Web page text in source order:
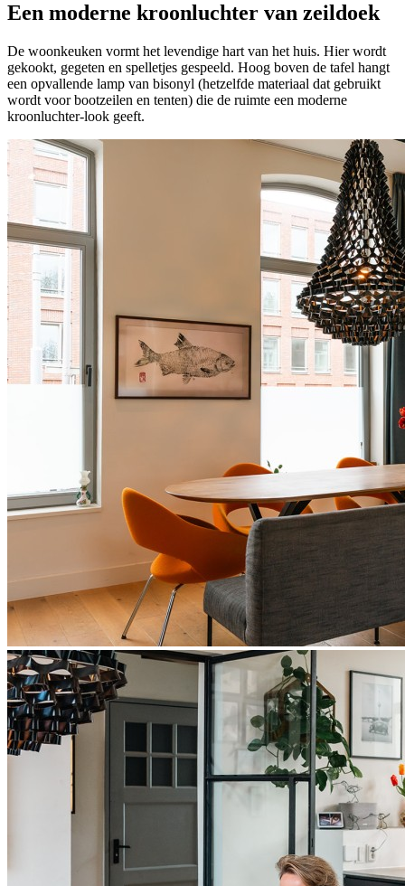
Een moderne kroonluchter van zeildoek
De woonkeuken vormt het levendige hart van het huis. Hier wordt
gekookt, gegeten en spelletjes gespeeld. Hoog boven de tafel hangt
een opvallende lamp van bisonyl (hetzelfde materiaal dat gebruikt
wordt voor bootzeilen en tenten) die de ruimte een moderne
kroonluchter-look geeft.